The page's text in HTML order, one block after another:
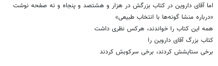
اما آقای داروین در کتاب بزرگش در هزار و هشتصد و پنجاه و نه صفحه نوشت
«درباره منشا گونه‌ها با انتخاب طبیعی»
همه این کتاب را خواندند، هرکس نظری داشت
کتاب بزرگ آقای داروین را
برخی ستایشش کردند، برخی سرکوبش کردند